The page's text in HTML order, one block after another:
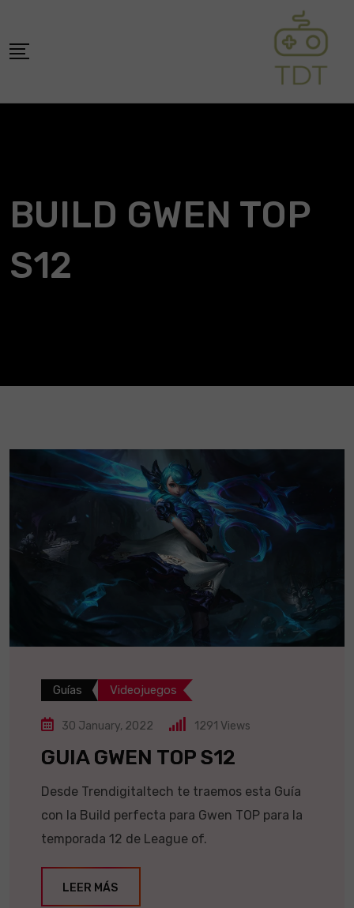
content
BUILD GWEN TOP
S12
Guías Videojuegos
30 January, 2022 1291 Views
GUIA GWEN TOP S12
Desde Trendigitaltech te traemos esta Guía
con la Build perfecta para Gwen TOP para la
temporada 12 de League of.
LEER MÁS